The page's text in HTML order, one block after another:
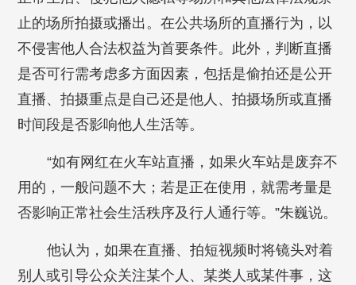
止的场所拍摄或播出。在公共场所的直播行为，以
不侵害他人合法权益为首要条件。此外，判断直播
是否可行需考虑多方面因素，包括是偷拍还是公开
直播、拍摄重点是自己还是他人、拍摄场所或直播
时间段是否影响他人生活等。
“如有网红在火车站直播，如果火车站是废弃不
用的，一般问题不大；若是正在使用，就需考量是
否影响正常社会生活秩序及行人通行等。”朱巍说。
他认为，如果在直播、拍短视频时将镜头对着
别人或引导公众关注某个人、某类人或某件事，这